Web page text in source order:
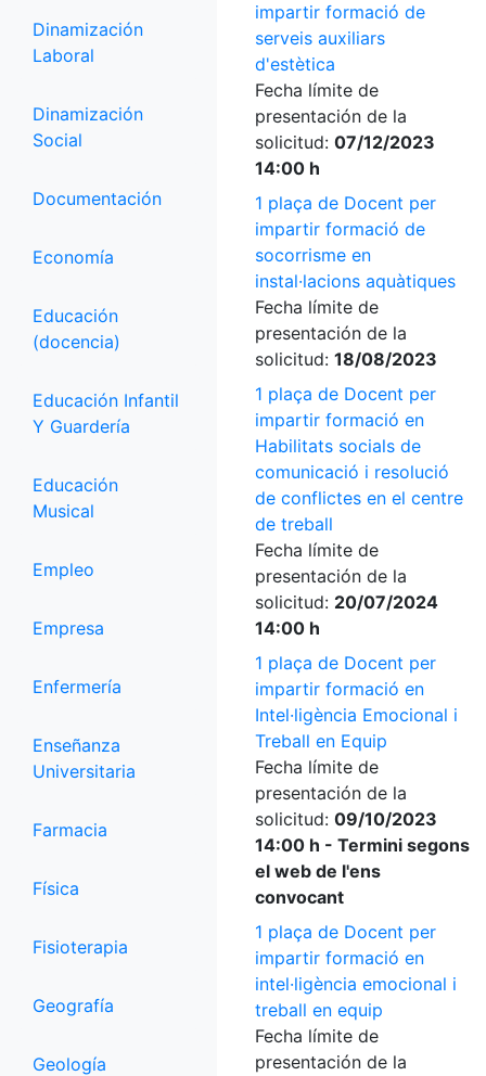
Dinamización
Laboral
Dinamización
Social
Documentación
Economía
Educación
(docencia)
Educación Infantil
Y Guardería
Educación
Musical
Empleo
Empresa
Enfermería
Enseñanza
Universitaria
Farmacia
Física
Fisioterapia
Geografía
Geología
impartir formació de
serveis auxiliars
d'estètica
Fecha límite de
presentación de la
solicitud: 07/12/2023
14:00 h
1 plaça de Docent per
impartir formació de
socorrisme en
instal·lacions aquàtiques
Fecha límite de
presentación de la
solicitud: 18/08/2023
1 plaça de Docent per
impartir formació en
Habilitats socials de
comunicació i resolució
de conflictes en el centre
de treball
Fecha límite de
presentación de la
solicitud: 20/07/2024
14:00 h
1 plaça de Docent per
impartir formació en
Intel·ligència Emocional i
Treball en Equip
Fecha límite de
presentación de la
solicitud: 09/10/2023
14:00 h - Termini segons
el web de l'ens
convocant
1 plaça de Docent per
impartir formació en
intel·ligència emocional i
treball en equip
Fecha límite de
presentación de la